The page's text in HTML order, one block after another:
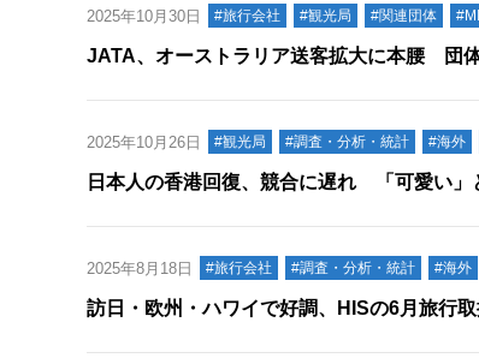
2025年10月30日 #旅行会社 #観光局 #関連団体
JATA、オーストラリア送客拡大に本腰 団
2025年10月26日 #観光局 #調査・分析・統計 #海外
日本人の香港回復、競合に遅れ 「可愛い」
2025年8月18日 #旅行会社 #調査・分析・統計 #海外
訪日・欧州・ハワイで好調、HISの6月旅行